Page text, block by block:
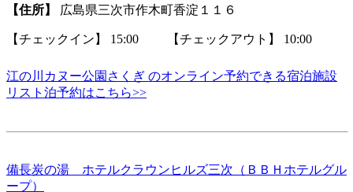
【住所】 広島県三次市作木町香淀１１６
【チェックイン】 15:00 【チェックアウト】 10:00
江の川カヌー公園さくぎ のオンライン予約できる宿泊施設
リスト泊予約はこちら>>
備長炭の湯 ホテルクラウンヒルズ三次（ＢＢＨホテルグル
ープ）